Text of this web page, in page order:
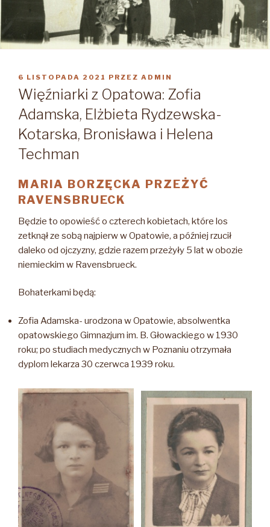
OPUBLIKOWANE
W
6 LISTOPADA 2021 PRZEZ ADMIN
Więźniarki z Opatowa: Zofia
Adamska, Elżbieta Rydzewska-
Kotarska, Bronisława i Helena
Techman
MARIA BORZĘCKA PRZEŻYĆ
RAVENSBRUECK
Będzie to opowieść o czterech kobietach, które los
zetknął ze sobą najpierw w Opatowie, a później rzucił
daleko od ojczyzny, gdzie razem przeżyły 5 lat w obozie
niemieckim w Ravensbrueck.
Bohaterkami będą:
Zofia Adamska- urodzona w Opatowie, absolwentka
opatowskiego Gimnazjum im. B. Głowackiego w 1930
roku; po studiach medycznych w Poznaniu otrzymała
dyplom lekarza 30 czerwca 1939 roku.